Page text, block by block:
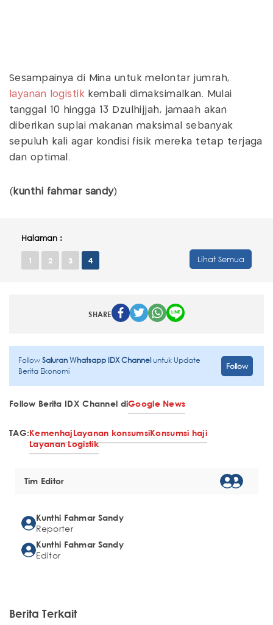
Sesampainya di Mina untuk melontar jumrah,
layanan logistik kembali dimaksimalkan. Mulai
tanggal 10 hingga 13 Dzulhijjah, jamaah akan
diberikan suplai makanan maksimal sebanyak
sepuluh kali agar kondisi fisik mereka tetap terjaga
dan optimal.
( kunthi fahmar sandy)
Halaman :
1 2 3 4 Lihat Semua
SHARE
FollowSaluran Whatsapp IDX Channeluntuk Update
Berita Ekonomi
Follow
Follow Berita IDX Channel diGoogle News
TAG:KemenhajLayanan konsumsiKonsumsi haji
Layanan Logistik
Tim Editor
Kunthi Fahmar Sandy
Reporter
Kunthi Fahmar Sandy
Editor
Berita Terkait